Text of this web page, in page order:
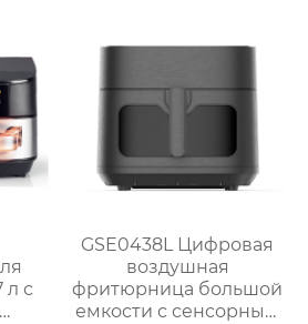
л с
GSE0438L Цифровая
воздушная
фритюрница большой
емкости с сенсорным